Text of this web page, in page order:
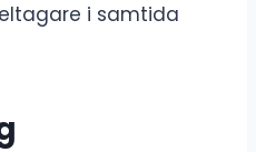
i samtida